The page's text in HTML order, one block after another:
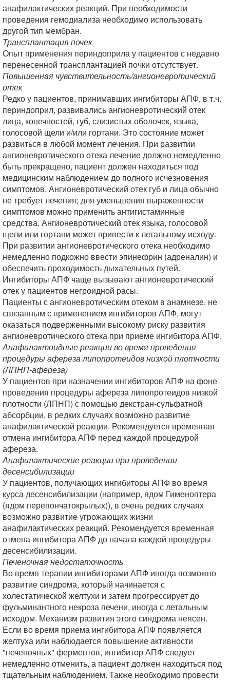
анафилактических реакций. При необходимости
проведения гемодиализа необходимо использовать
другой тип мембран.
Трансплантация почек
Опыт применения периндоприла у пациентов с недавно
перенесенной трансплантацией почки отсутствует.
Повышенная чувствительность/ангионевротический
отек
Редко у пациентов, принимавших ингибиторы АПФ, в т.ч.
периндоприл, развивались ангионевротический отек
лица, конечностей, губ, слизистых оболочек, языка,
голосовой щели и/или гортани. Это состояние может
развиться в любой момент лечения. При развитии
ангионевротического отека лечение должно немедленно
быть прекращено, пациент должен находиться под
медицинским наблюдением до полного исчезновения
симптомов. Ангионевротический отек губ и лица обычно
не требует лечения; для уменьшения выраженности
симптомов можно применить антигистаминные
средства. Ангионевротический отек языка, голосовой
щели или гортани может привести к летальному исходу.
При развитии ангионевротического отека необходимо
немедленно подкожно ввести эпинефрин (адреналин) и
обеспечить проходимость дыхательных путей.
Ингибиторы АПФ чаще вызывают ангионевротический
отек у пациентов негроидной расы.
Пациенты с ангионевротическим отеком в анамнезе, не
связанным с применением ингибиторов АПФ, могут
оказаться подверженными высокому риску развития
ангионевротического отека при приеме ингибитора АПФ.
Анафилактоидные реакции во время проведения
процедуры афереза липопротеидов низкой плотности
(ЛПНП-афереза)
У пациентов при назначении ингибиторов АПФ на фоне
проведения процедуры афереза липопротеидов низкой
плотности (ЛПНП) с помощью декстран-сульфатной
абсорбции, в редких случаях возможно развитие
анафилактической реакции. Рекомендуется временная
отмена ингибитора АПФ перед каждой процедурой
афереза.
Анафилактические реакции при проведении
десенсибилизации
У пациентов, получающих ингибиторы АПФ во время
курса десенсибилизации (например, ядом Гименоптера
(ядом перепончатокрылых)), в очень редких случаях
возможно развитие угрожающих жизни
анафилактических реакций. Рекомендуется временная
отмена ингибитора АПФ до начала каждой процедуры
десенсибилизации.
Печеночная недостаточность
Во время терапии ингибиторами АПФ иногда возможно
развитие синдрома, который начинается с
холестатической желтухи и затем прогрессирует до
фульминантного некроза печени, иногда с летальным
исходом. Механизм развития этого синдрома неясен.
Если во время приема ингибитора АПФ появляется
желтуха или наблюдается повышение активности
"печеночных" ферментов, ингибитор АПФ следует
немедленно отменить, а пациент должен находиться под
тщательным наблюдением. Также необходимо провести